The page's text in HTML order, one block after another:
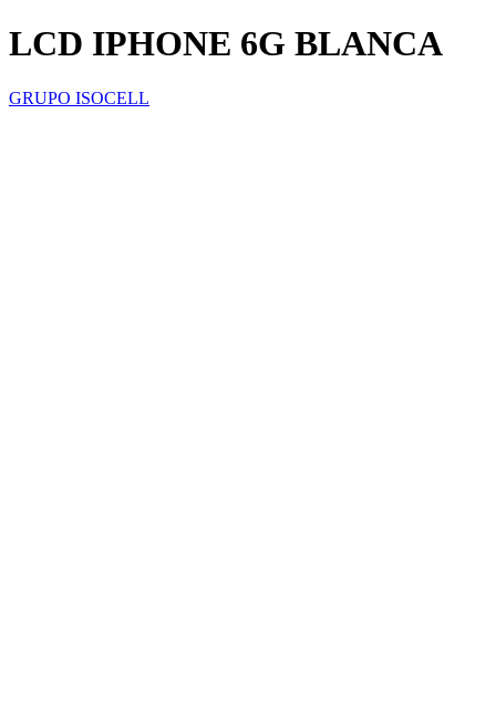
LCD IPHONE 6G BLANCA
GRUPO ISOCELL